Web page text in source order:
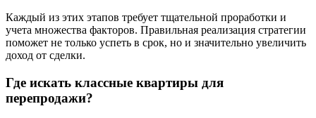
Каждый из этих этапов требует тщательной проработки и
учета множества факторов. Правильная реализация стратегии
поможет не только успеть в срок, но и значительно увеличить
доход от сделки.
Где искать классные квартиры для
перепродажи?